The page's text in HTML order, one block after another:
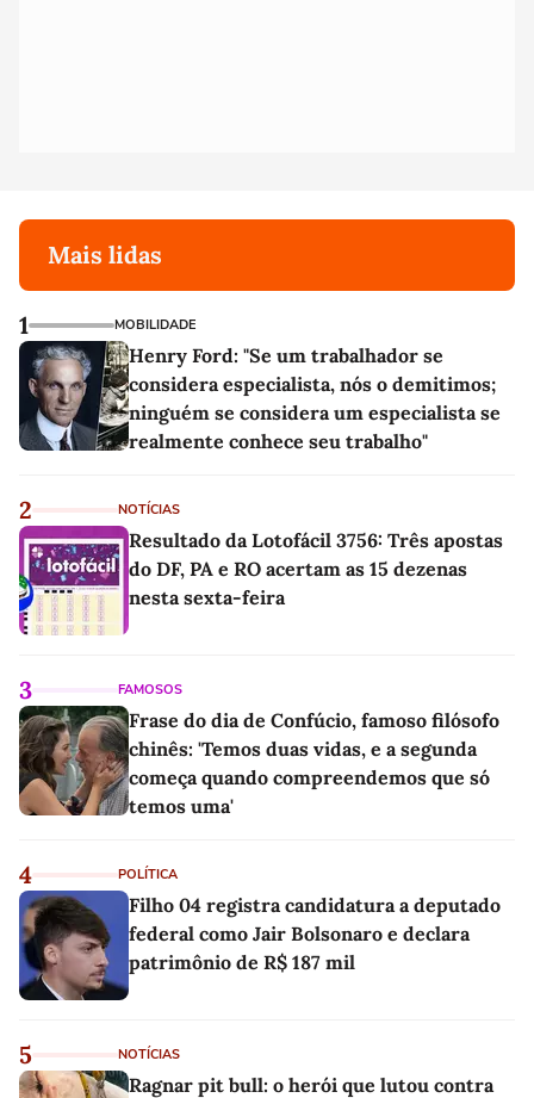
Mais lidas
1 MOBILIDADE
Henry Ford: "Se um trabalhador se
considera especialista, nós o demitimos;
ninguém se considera um especialista se
realmente conhece seu trabalho"
2 NOTÍCIAS
Resultado da Lotofácil 3756: Três apostas
do DF, PA e RO acertam as 15 dezenas
nesta sexta-feira
3 FAMOSOS
Frase do dia de Confúcio, famoso filósofo
chinês: 'Temos duas vidas, e a segunda
começa quando compreendemos que só
temos uma'
4 POLÍTICA
Filho 04 registra candidatura a deputado
federal como Jair Bolsonaro e declara
patrimônio de R$ 187 mil
5 NOTÍCIAS
Ragnar pit bull: o herói que lutou contra